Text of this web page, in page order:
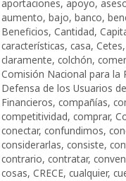
aportaciones, apoyo,
aumento, bajo, banco,
Beneficios, Cantidad,
características, casa, Cetes,
claramente, colchón,
Comisión Nacional para la
Defensa de los Usuarios
Financieros, compañías,
competitividad, comprar,
conectar, confundimos,
considerarlas, consiste,
contrario, contratar,
cosas, CRECE, cualquier,